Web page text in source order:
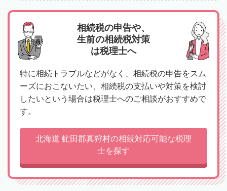
相続税の申告や、
生前の相続税対策
は税理士へ
特に相続トラブルなどがなく、相続税の申告をスム
ーズにおこないたい、相続税の支払いや対策を検討
したいという場合は税理士へのご相談がおすすめで
す。
北海道 虻田郡真狩村の相続対応可能な税理
士を探す